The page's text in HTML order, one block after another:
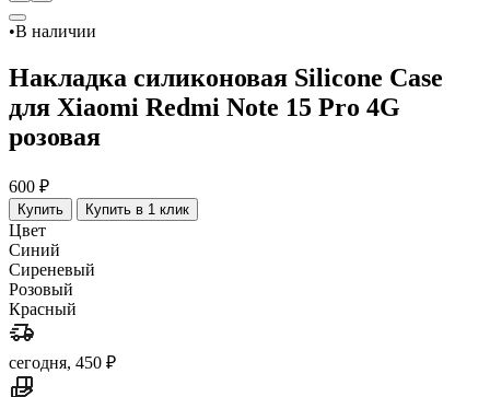
•В наличии
Накладка силиконовая Silicone Case
для Xiaomi Redmi Note 15 Pro 4G
розовая
600 ₽
Купить Купить в 1 клик
Цвет
Синий
Сиреневый
Розовый
Красный
сегодня, 450 ₽